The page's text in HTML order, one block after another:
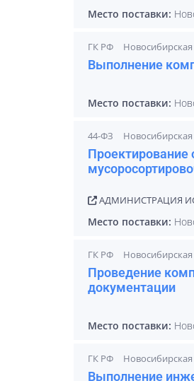
Место поставки:
ГК РФ Новосибирская
Выполнение
Место поставки:
44-ФЗ Новосибирская
Проектирование
АДМИНИСТРАЦИЯ
Место поставки:
ГК РФ Новосибирская
Проведение
документации
Место поставки:
ГК РФ Новосибирская
Выполнение